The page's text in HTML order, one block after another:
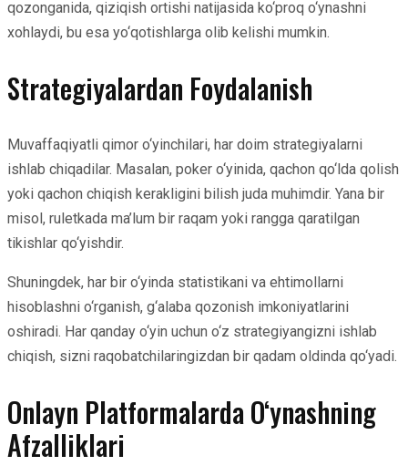
qozonganida, qiziqish ortishi natijasida ko‘proq o‘ynashni
xohlaydi, bu esa yo‘qotishlarga olib kelishi mumkin.
Strategiyalardan Foydalanish
Muvaffaqiyatli qimor o‘yinchilari, har doim strategiyalarni
ishlab chiqadilar. Masalan, poker o‘yinida, qachon qo‘lda qolish
yoki qachon chiqish kerakligini bilish juda muhimdir. Yana bir
misol, ruletkada ma’lum bir raqam yoki rangga qaratilgan
tikishlar qo‘yishdir.
Shuningdek, har bir o‘yinda statistikani va ehtimollarni
hisoblashni o‘rganish, g‘alaba qozonish imkoniyatlarini
oshiradi. Har qanday o‘yin uchun o‘z strategiyangizni ishlab
chiqish, sizni raqobatchilaringizdan bir qadam oldinda qo‘yadi.
Onlayn Platformalarda O‘ynashning
Afzalliklari